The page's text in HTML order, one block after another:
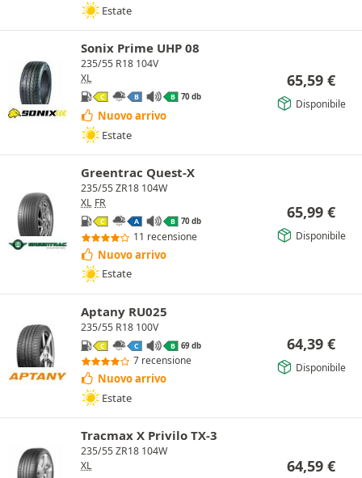
Estate
Sonix Prime UHP 08
235/55 R18 104V
XL
C B B 70 db
Nuovo arrivo
Estate
65,59 €
Disponibile
Greentrac Quest-X
235/55 ZR18 104W
XL FR
C A B 70 db
11 recensione
Nuovo arrivo
Estate
65,99 €
Disponibile
Aptany RU025
235/55 R18 100V
C C B 69 db
7 recensione
Nuovo arrivo
Estate
64,39 €
Disponibile
Tracmax X Privilo TX-3
235/55 ZR18 104W
XL
64,59 €